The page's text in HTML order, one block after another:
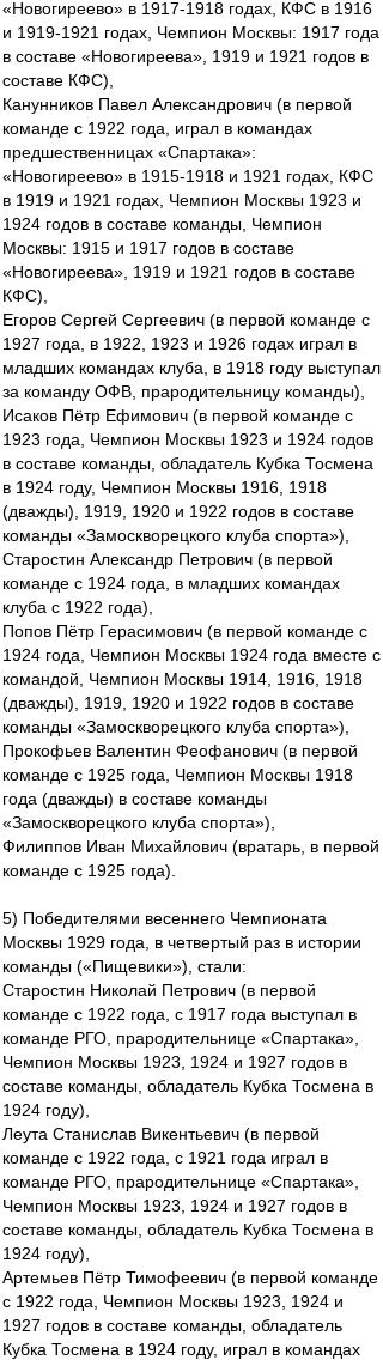
«Новогиреево» в 1917-1918 годах, КФС в 1916
и 1919-1921 годах, Чемпион Москвы: 1917 года
в составе «Новогиреева», 1919 и 1921 годов в
составе КФС),
Канунников Павел Александрович (в первой
команде с 1922 года, играл в командах
предшественницах «Спартака»:
«Новогиреево» в 1915-1918 и 1921 годах, КФС
в 1919 и 1921 годах, Чемпион Москвы 1923 и
1924 годов в составе команды, Чемпион
Москвы: 1915 и 1917 годов в составе
«Новогиреева», 1919 и 1921 годов в составе
КФС),
Егоров Сергей Сергеевич (в первой команде с
1927 года, в 1922, 1923 и 1926 годах играл в
младших командах клуба, в 1918 году выступал
за команду ОФВ, прародительницу команды),
Исаков Пётр Ефимович (в первой команде с
1923 года, Чемпион Москвы 1923 и 1924 годов
в составе команды, обладатель Кубка Тосмена
в 1924 году, Чемпион Москвы 1916, 1918
(дважды), 1919, 1920 и 1922 годов в составе
команды «Замоскворецкого клуба спорта»),
Старостин Александр Петрович (в первой
команде с 1924 года, в младших командах
клуба с 1922 года),
Попов Пётр Герасимович (в первой команде с
1924 года, Чемпион Москвы 1924 года вместе с
командой, Чемпион Москвы 1914, 1916, 1918
(дважды), 1919, 1920 и 1922 годов в составе
команды «Замоскворецкого клуба спорта»),
Прокофьев Валентин Феофанович (в первой
команде с 1925 года, Чемпион Москвы 1918
года (дважды) в составе команды
«Замоскворецкого клуба спорта»),
Филиппов Иван Михайлович (вратарь, в первой
команде с 1925 года).
5) Победителями весеннего Чемпионата
Москвы 1929 года, в четвертый раз в истории
команды («Пищевики»), стали:
Старостин Николай Петрович (в первой
команде с 1922 года, с 1917 года выступал в
команде РГО, прародительнице «Спартака»,
Чемпион Москвы 1923, 1924 и 1927 годов в
составе команды, обладатель Кубка Тосмена в
1924 году),
Леута Станислав Викентьевич (в первой
команде с 1922 года, с 1921 года играл в
команде РГО, прародительнице «Спартака»,
Чемпион Москвы 1923, 1924 и 1927 годов в
составе команды, обладатель Кубка Тосмена в
1924 году),
Артемьев Пётр Тимофеевич (в первой команде
с 1922 года, Чемпион Москвы 1923, 1924 и
1927 годов в составе команды, обладатель
Кубка Тосмена в 1924 году, играл в командах